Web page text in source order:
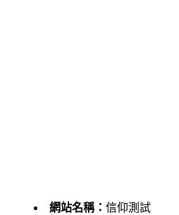
網站名稱： 信仰測試